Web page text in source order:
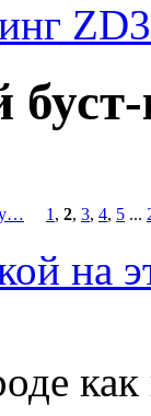
1 , 2, 3, 4, 5 ...